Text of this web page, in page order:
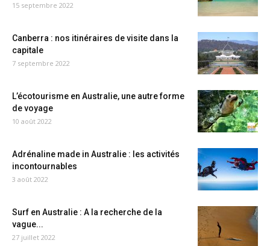
15 septembre 2022
Canberra : nos itinéraires de visite dans la
capitale
7 septembre 2022
L’écotourisme en Australie, une autre forme
de voyage
10 août 2022
Adrénaline made in Australie : les activités
incontournables
3 août 2022
Surf en Australie : A la recherche de la
vague...
27 juillet 2022